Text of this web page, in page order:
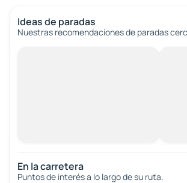
Ideas de paradas
Nuestras recomendaciones de paradas
En la carretera
Puntos de interés a lo largo de su ruta.